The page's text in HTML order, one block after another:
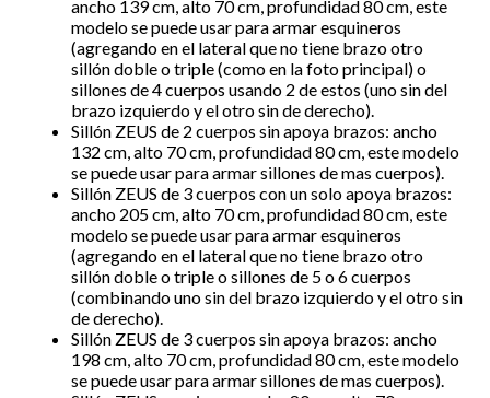
ancho 139 cm, alto 70 cm, profundidad 80 cm, este
modelo se puede usar para armar esquineros
(agregando en el lateral que no tiene brazo otro
sillón doble o triple (como en la foto principal) o
sillones de 4 cuerpos usando 2 de estos (uno sin del
brazo izquierdo y el otro sin de derecho).
Sillón ZEUS de 2 cuerpos sin apoya brazos: ancho
132 cm, alto 70 cm, profundidad 80 cm, este modelo
se puede usar para armar sillones de mas cuerpos).
Sillón ZEUS de 3 cuerpos con un solo apoya brazos:
ancho 205 cm, alto 70 cm, profundidad 80 cm, este
modelo se puede usar para armar esquineros
(agregando en el lateral que no tiene brazo otro
sillón doble o triple o sillones de 5 o 6 cuerpos
(combinando uno sin del brazo izquierdo y el otro sin
de derecho).
Sillón ZEUS de 3 cuerpos sin apoya brazos: ancho
198 cm, alto 70 cm, profundidad 80 cm, este modelo
se puede usar para armar sillones de mas cuerpos).